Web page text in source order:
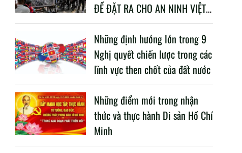
ĐỀ ĐẶT RA CHO AN NINH VIỆT
NAM TRONG BỐI CẢNH HIỆN
NAY
Những định hướng lớn trong 9
Nghị quyết chiến lược trong các
lĩnh vực then chốt của đất nước
Những điểm mới trong nhận
thức và thực hành Di sản Hồ Chí
Minh